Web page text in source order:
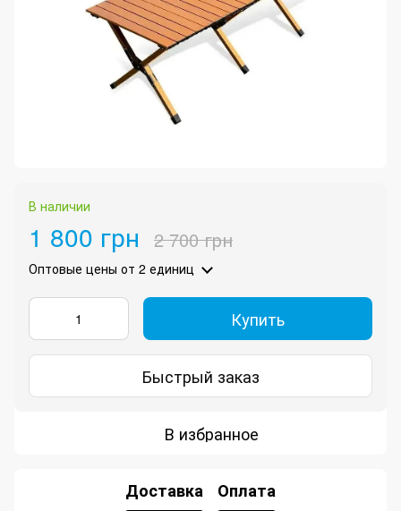
В наличии
1 800 грн 2 700 грн
Оптовые цены от 2 единиц
Купить
Быстрый заказ
В избранное
Доставка Оплата